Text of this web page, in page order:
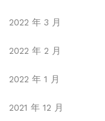
2022 年 3 月
2022 年 2 月
2022 年 1 月
2021 年 12 月